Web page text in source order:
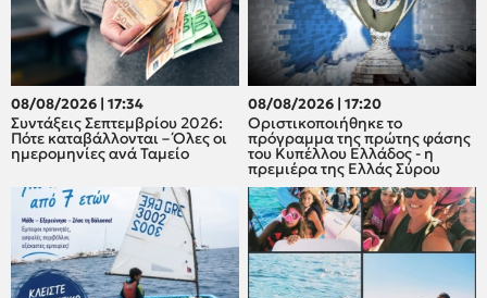
08/08/2026 | 17:34
Συντάξεις Σεπτεμβρίου 2026:
Πότε καταβάλλονται – Όλες οι
ημερομηνίες ανά Ταμείο
08/08/2026 | 17:20
Οριστικοποιήθηκε το
πρόγραμμα της πρώτης φάσης
του Κυπέλλου Ελλάδος - η
πρεμιέρα της Ελλάς Σύρου